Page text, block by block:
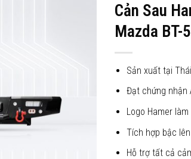
Cản Sau
Mazda BT-
Sản xuất tại
Đạt chứng nhận
Logo Hamer
Tích hợp bậc
Hỗ trợ tất cả